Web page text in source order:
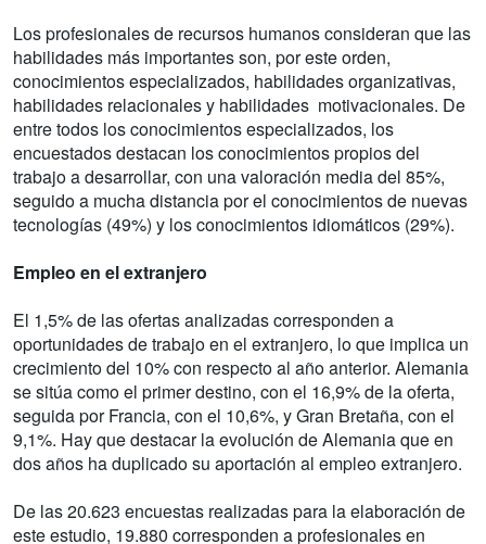
Los profesionales de recursos humanos consideran que las
habilidades más importantes son, por este orden,
conocimientos especializados, habilidades organizativas,
habilidades relacionales y habilidades motivacionales. De
entre todos los conocimientos especializados, los
encuestados destacan los conocimientos propios del
trabajo a desarrollar, con una valoración media del 85%,
seguido a mucha distancia por el conocimientos de nuevas
tecnologías (49%) y los conocimientos idiomáticos (29%).
Empleo en el extranjero
El 1,5% de las ofertas analizadas corresponden a
oportunidades de trabajo en el extranjero, lo que implica un
crecimiento del 10% con respecto al año anterior. Alemania
se sitúa como el primer destino, con el 16,9% de la oferta,
seguida por Francia, con el 10,6%, y Gran Bretaña, con el
9,1%. Hay que destacar la evolución de Alemania que en
dos años ha duplicado su aportación al empleo extranjero.
De las 20.623 encuestas realizadas para la elaboración de
este estudio, 19.880 corresponden a profesionales en